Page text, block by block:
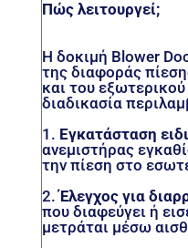
Πώς λειτουργεί;
Η δοκιμή Blower
της διαφοράς
και του
διαδικασία
1. Εγκατάσταση
ανεμιστήρας
την πίεση στο
2.Έλεγχος για
που διαφεύγει ή
μετράται μέσω